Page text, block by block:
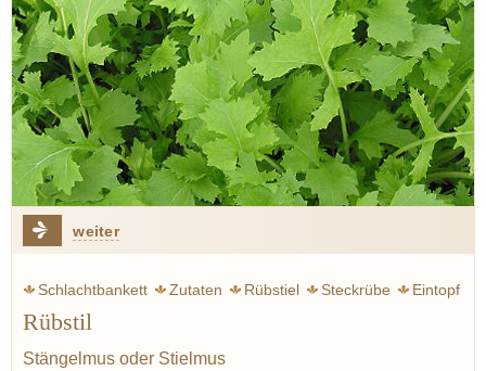
weiter
Schlachtbankett Zutaten Rübstiel Steckrübe
Eintopf
Rübstil
Stängelmus oder Stielmus